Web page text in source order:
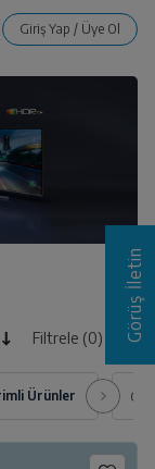
Filtrele (0) Görüş İletin